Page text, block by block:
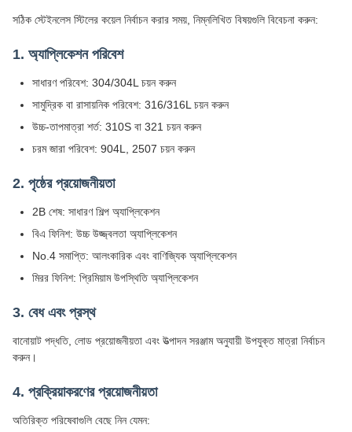
সঠিক স্টেইনলেস স্টিলের কয়েল নির্বাচন করার সময়, নিম্নলিখিত বিষয়গুলি বিবেচনা করুন:
1. অ্যাপ্লিকেশন পরিবেশ
সাধারণ পরিবেশ: 304/304L চয়ন করুন
সামুদ্রিক বা রাসায়নিক পরিবেশ: 316/316L চয়ন করুন
উচ্চ-তাপমাত্রা শর্ত: 310S বা 321 চয়ন করুন
চরম জারা পরিবেশ: 904L, 2507 চয়ন করুন
2. পৃষ্ঠের প্রয়োজনীয়তা
2B শেষ: সাধারণ শিল্প অ্যাপ্লিকেশন
বিএ ফিনিশ: উচ্চ উজ্জ্বলতা অ্যাপ্লিকেশন
No.4 সমাপ্তি: আলংকারিক এবং বাণিজ্যিক অ্যাপ্লিকেশন
মিরর ফিনিশ: প্রিমিয়াম উপস্থিতি অ্যাপ্লিকেশন
3. বেধ এবং প্রস্থ
বানোয়াট পদ্ধতি, লোড প্রয়োজনীয়তা এবং উত্পাদন সরঞ্জাম অনুযায়ী উপযুক্ত মাত্রা নির্বাচন
করুন।
4. প্রক্রিয়াকরণের প্রয়োজনীয়তা
অতিরিক্ত পরিষেবাগুলি বেছে নিন যেমন: